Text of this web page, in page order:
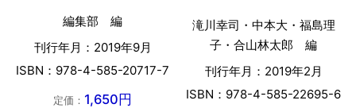
編集部 編
刊行年月：2019年9月
ISBN：978-4-585-20717-7
定価： 1,650円
滝川幸司・中本大・福島理
子・合山林太郎 編
刊行年月：2019年2月
ISBN：978-4-585-22695-6